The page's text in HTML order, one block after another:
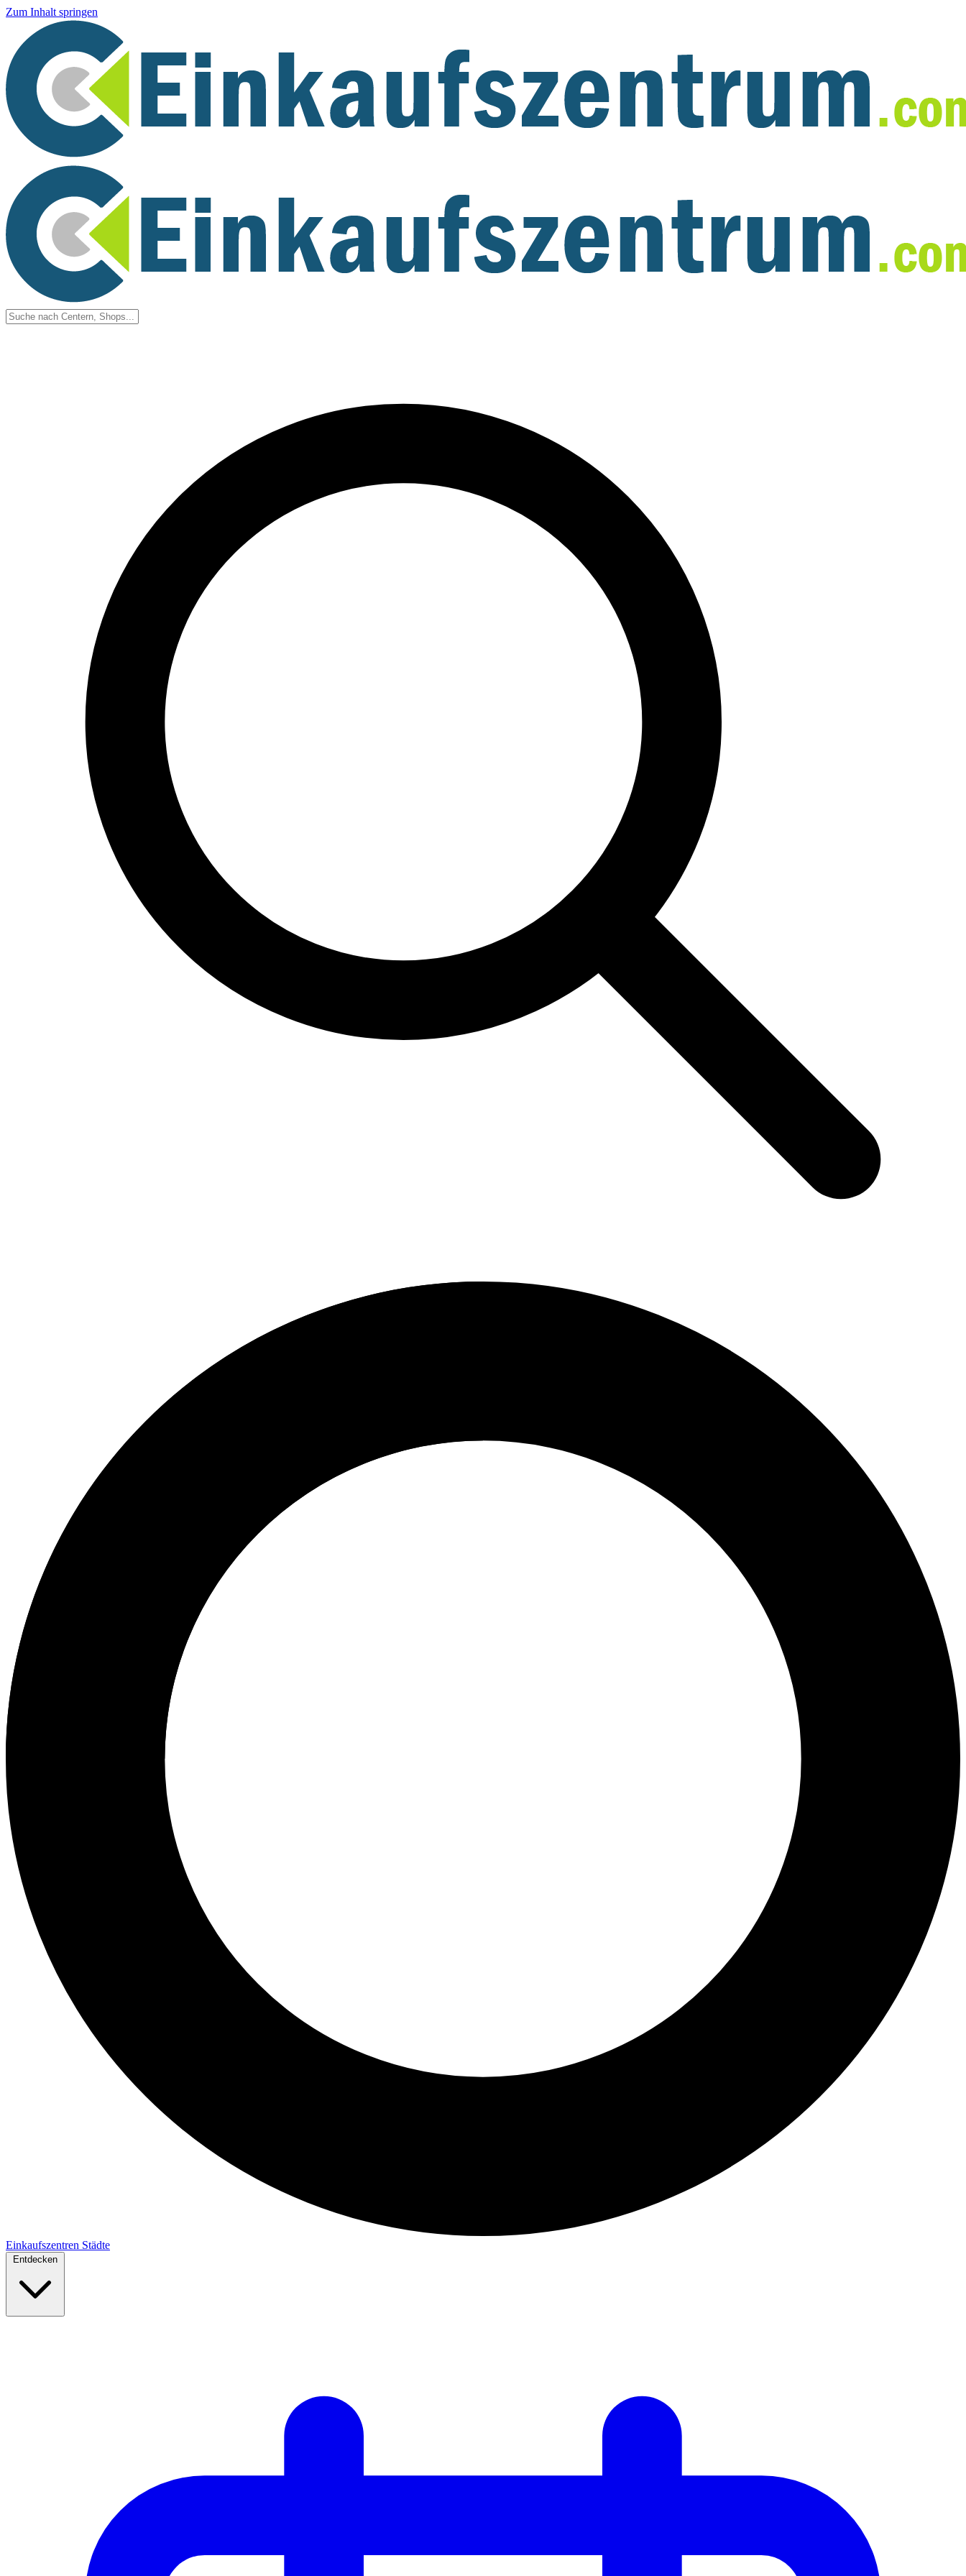
Zum Inhalt springen
Einkaufszentren Städte
Entdecken